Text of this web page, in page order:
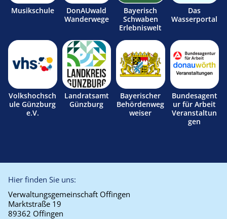
Musikschule
DonAUwald
Wanderwege
Bayerisch
Schwaben
Erlebniswelt
Das
Wasserportal
Volkshochsch
ule Günzburg
e.V.
Landratsamt
Günzburg
Bayerischer
Behördenweg
weiser
Bundesagent
ur für Arbeit
Veranstaltun
gen
Hier finden Sie uns:
Verwaltungsgemeinschaft Offingen
Marktstraße 19
89362 Offingen